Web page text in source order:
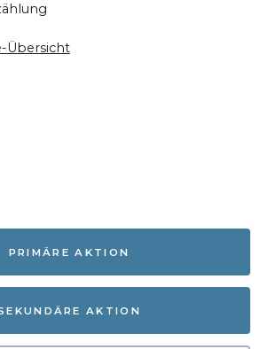
Übersicht
PRIMÄRE AKTION
AKTION